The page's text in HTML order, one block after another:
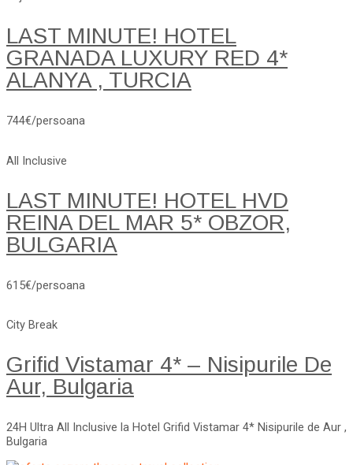
LAST MINUTE! HOTEL
GRANADA LUXURY RED 4*
ALANYA , TURCIA
744€/persoana
All Inclusive
LAST MINUTE! HOTEL HVD
REINA DEL MAR 5* OBZOR,
BULGARIA
615€/persoana
City Break
Grifid Vistamar 4* – Nisipurile De
Aur, Bulgaria
24H Ultra All Inclusive la Hotel Grifid Vistamar 4* Nisipurile de Aur ,
Bulgaria